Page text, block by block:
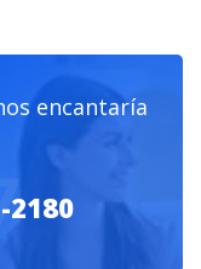
encantaría
2180